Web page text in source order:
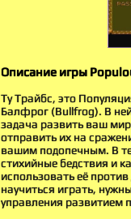
Описание игры
Ту Трайбс, это
Балфрог (Bullfrog). В
задача развить ваш
отправить их на
вашим подопечным. В
стихийные бедствия и
использовать её
научиться играть,
управления развитием